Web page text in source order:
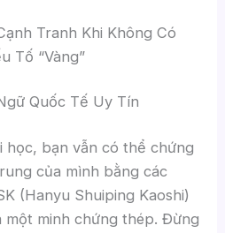
Tranh Khi Không Có
Tố “Vàng”
Quốc Tế Uy Tín
học, bạn vẫn có thể chứng
của mình bằng các
(Hanyu Shuiping Kaoshi)
một minh chứng thép. Đừng